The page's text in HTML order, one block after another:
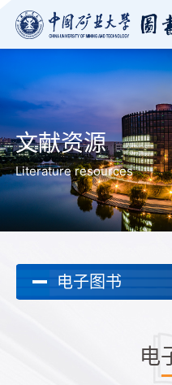
文献资源
Literature resources
电子图书
电